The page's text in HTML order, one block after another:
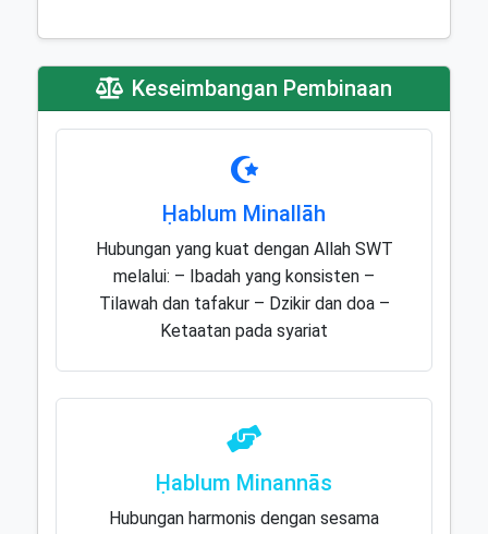
Keseimbangan Pembinaan
Ḥablum Minallāh
Hubungan yang kuat dengan Allah SWT
melalui: – Ibadah yang konsisten –
Tilawah dan tafakur – Dzikir dan doa –
Ketaatan pada syariat
Ḥablum Minannās
Hubungan harmonis dengan sesama